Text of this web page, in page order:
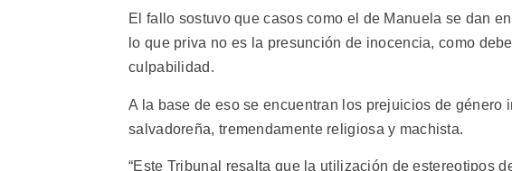
El fallo sostuvo que casos como el de Manuela se dan
lo que priva no es la presunción de inocencia, como
culpabilidad.
A la base de eso se encuentran los prejuicios de género
salvadoreña, tremendamente religiosa y machista.
“Este Tribunal resalta que la utilización de estereotipos